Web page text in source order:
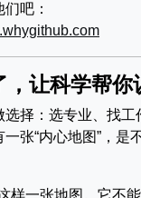
吧：
，让科学帮你
选择：选专业、找工
张“内心地图”，是
样一张地图。它不